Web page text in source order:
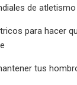
de atletismo
para hacer
tus